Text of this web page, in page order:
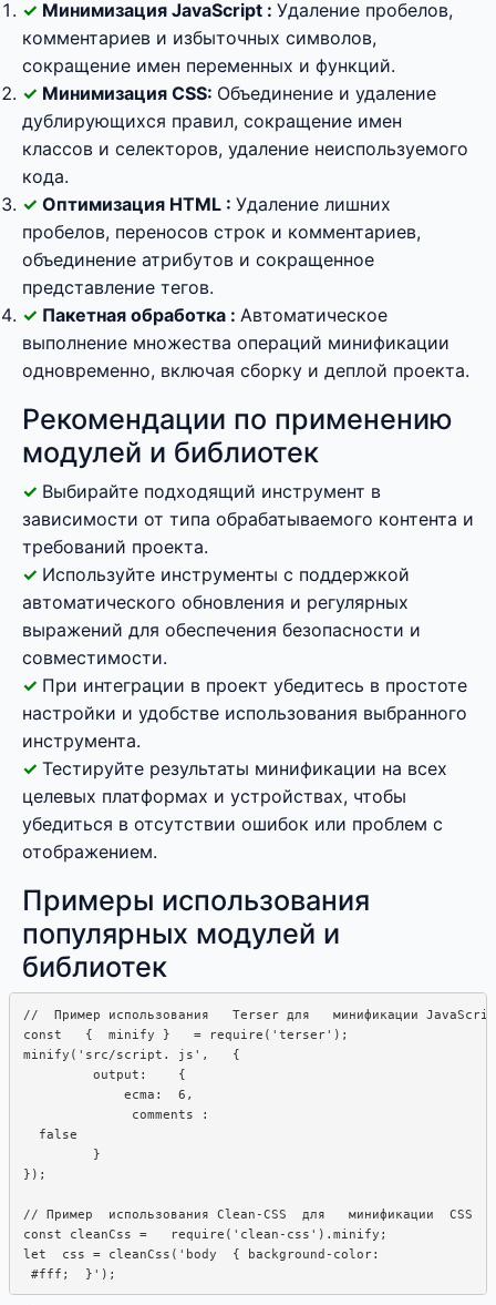
Минимизация JavaScript : Удаление пробелов,
комментариев и избыточных символов,
сокращение имен переменных и функций.
Минимизация CSS: Объединение и удаление
дублирующихся правил, сокращение имен
классов и селекторов, удаление неиспользуемого
кода.
Оптимизация HTML : Удаление лишних
пробелов, переносов строк и комментариев,
объединение атрибутов и сокращенное
представление тегов.
Пакетная обработка : Автоматическое
выполнение множества операций минификации
одновременно, включая сборку и деплой проекта.
Рекомендации по применению
модулей и библиотек
Выбирайте подходящий инструмент в
зависимости от типа обрабатываемого контента и
требований проекта.
Используйте инструменты с поддержкой
автоматического обновления и регулярных
выражений для обеспечения безопасности и
совместимости.
При интеграции в проект убедитесь в простоте
настройки и удобстве использования выбранного
инструмента.
Тестируйте результаты минификации на всех
целевых платформах и устройствах, чтобы
убедиться в отсутствии ошибок или проблем с
отображением.
Примеры использования
популярных модулей и
библиотек
//  Пример использования   Terser для   минификации
const   {  minify }   = require('terser');
minify('src/script. js',   {
         output:    {
             ecma:  6,
              comments :
  false
         }
});
// Пример  использования Clean-CSS  для   минификации  CSS
const cleanCss =   require('clean-css').minify;
let  css = cleanCss('body  { background-color: